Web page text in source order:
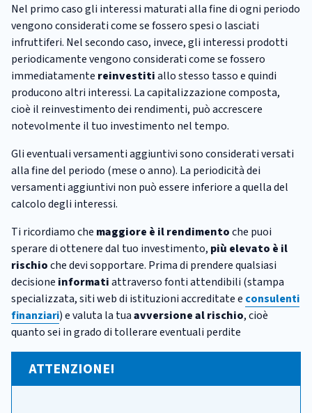
Nel primo caso gli interessi maturati alla fine di ogni periodo
vengono considerati come se fossero spesi o lasciati
infruttiferi. Nel secondo caso, invece, gli interessi prodotti
periodicamente vengono considerati come se fossero
immediatamente reinvestitiallo stesso tasso e quindi
producono altri interessi. La capitalizzazione composta,
cioè il reinvestimento dei rendimenti, può accrescere
notevolmente il tuo investimento nel tempo.
Gli eventuali versamenti aggiuntivi sono considerati versati
alla fine del periodo (mese o anno). La periodicità dei
versamenti aggiuntivi non può essere inferiore a quella del
calcolo degli interessi.
Ti ricordiamo che maggiore è il rendimentoche puoi
sperare di ottenere dal tuo investimento, più elevato è il
rischioche devi sopportare. Prima di prendere qualsiasi
decisione informatiattraverso fonti attendibili (stampa
specializzata, siti web di istituzioni accreditate e consulenti
finanziari) e valuta la tuaavversione al rischio, cioè
quanto sei in grado di tollerare eventuali perdite
ATTENZIONE!